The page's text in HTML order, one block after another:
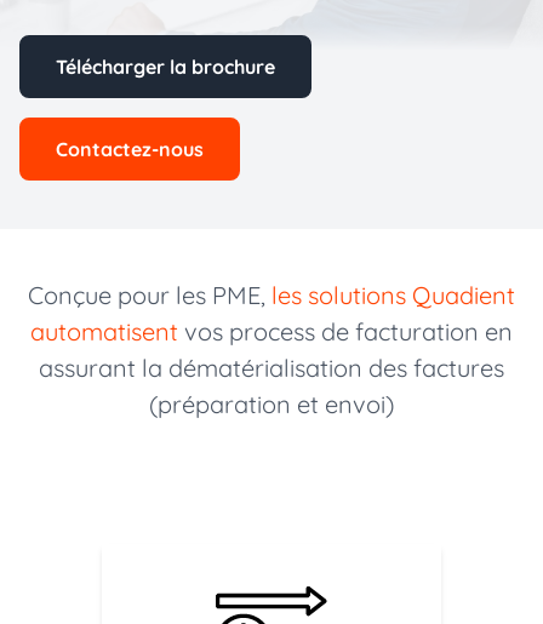
Télécharger la brochure
Contactez-nous
Conçue pour les PME, les solutions Quadient
automatisent vos process de facturation en
assurant la dématérialisation des factures
(préparation et envoi)